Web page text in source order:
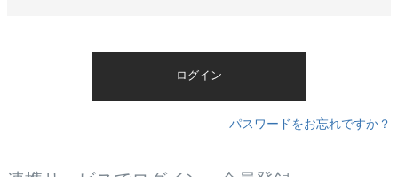
ログイン
パスワードをお忘れですか？